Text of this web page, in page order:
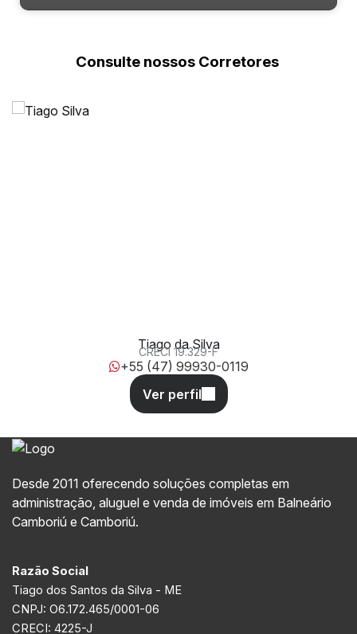
Consulte nossos Corretores
Tiago da Silva
CRECI 19.329-F
+55 (47) 99930-0119
Desde 2011 oferecendo soluções completas em
administração, aluguel e venda de imóveis em Balneário
Camboriú e Camboriú.
Razão Social
Tiago dos Santos da Silva - ME
CNPJ: O6.172.465/0001-06
CRECI: 4225-J